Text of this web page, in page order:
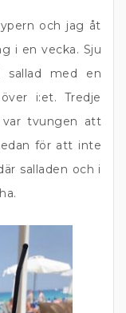
och jag åt
i en vecka. Sju
sallad med en
i:et. Tredje
tvungen att
för att inte
salladen och i